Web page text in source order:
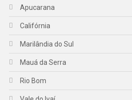
Apucarana
Califórnia
Marilândia do Sul
Mauá da Serra
Rio Bom